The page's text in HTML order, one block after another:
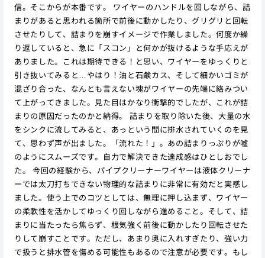
信。そこからが本番です。 ワイヤーのハンドルを回しながら、詰
まりがあると思われる箇所で前後に動かしたり、グリグリと回転
させたりして、詰まりを崩すイメージで作業しました。何度か繰
り返していると、急に「スコン」と何かが抜けるような手応えが
ありました。これは期待できる！と思い、ワイヤーをゆっくりと
引き抜いてみると…やはり！油と石鹸カス、そして細かいゴミが
混ざり合った、なんとも言えない塊がワイヤーの先端に絡みつい
て上がってきました。見た目はかなり衝撃的でしたが、これが詰
まりの原因だったのかと納得。 詰まりを取り除いた後、大量の水
をシンクに流してみると、あっという間に排水されていくのを見
て、思わず声が出ました。「流れた！」。あの詰まりっぷりが嘘
のようにスムーズです。自力で解決できた達成感はひとしおでし
た。 今回の経験から、パイプクリーナーワイヤーは液体クリーナ
ーでは太刀打ちできない物理的な詰まりに非常に有効だと実感し
ました。使う上でのコツとしては、無理に押し込まず、ワイヤー
の柔軟性を活かしてゆっくり回しながら進めること。そして、詰
まりに当たったら焦らず、根気強く前後に動かしたり回転させた
りして崩すことです。ただし、あまり奥に入れすぎたり、強い力
で扱うと排水管を傷める可能性もあるので注意が必要です。もし